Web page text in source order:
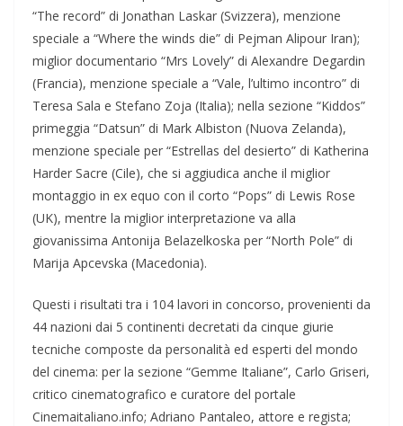
“The record” di Jonathan Laskar (Svizzera), menzione
speciale a “Where the winds die” di Pejman Alipour Iran);
miglior documentario “Mrs Lovely” di Alexandre Degardin
(Francia), menzione speciale a “Vale, l’ultimo incontro” di
Teresa Sala e Stefano Zoja (Italia); nella sezione “Kiddos”
primeggia “Datsun” di Mark Albiston (Nuova Zelanda),
menzione speciale per “Estrellas del desierto” di Katherina
Harder Sacre (Cile), che si aggiudica anche il miglior
montaggio in ex equo con il corto “Pops” di Lewis Rose
(UK), mentre la miglior interpretazione va alla
giovanissima Antonija Belazelkoska per “North Pole” di
Marija Apcevska (Macedonia).
Questi i risultati tra i 104 lavori in concorso, provenienti da
44 nazioni dai 5 continenti decretati da cinque giurie
tecniche composte da personalità ed esperti del mondo
del cinema: per la sezione “Gemme Italiane”, Carlo Griseri,
critico cinematografico e curatore del portale
Cinemaitaliano.info; Adriano Pantaleo, attore e regista;